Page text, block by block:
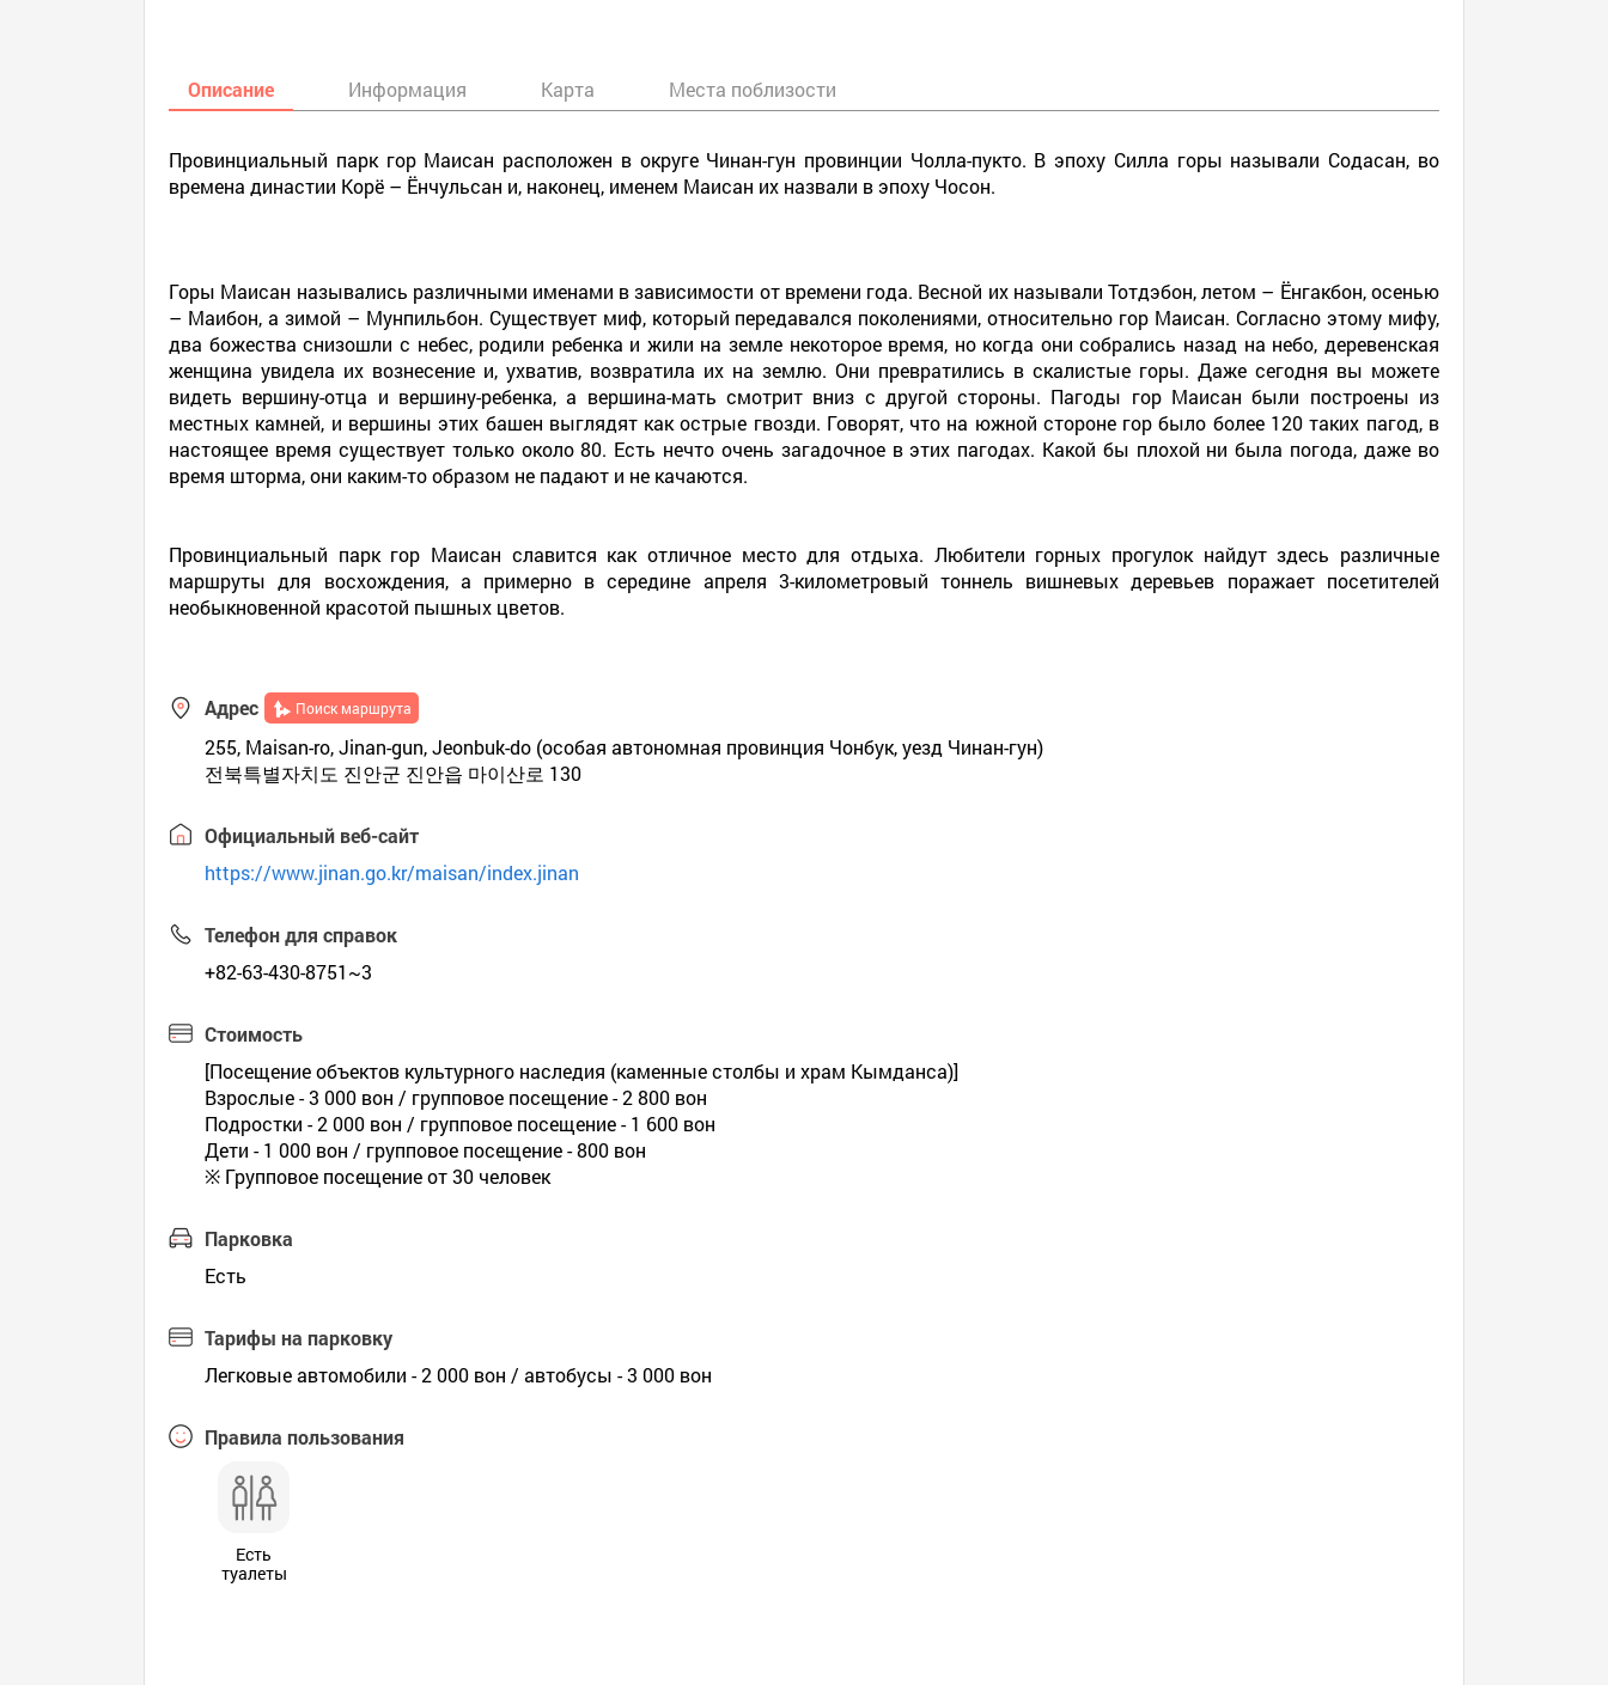
Описание Информация Карта Места поблизости
Провинциальный парк гор Маисан расположен в округе Чинан-гун провинции Чолла-пукто. В эпоху Силла горы называли Содасан, во
времена династии Корё – Ёнчульсан и, наконец, именем Маисан их назвали в эпоху Чосон.
Горы Маисан назывались различными именами в зависимости от времени года. Весной их называли Тотдэбон, летом – Ёнгакбон, осенью
– Маибон, а зимой – Мунпильбон. Существует миф, который передавался поколениями, относительно гор Маисан. Согласно этому мифу,
два божества снизошли с небес, родили ребенка и жили на земле некоторое время, но когда они собрались назад на небо, деревенская
женщина увидела их вознесение и, ухватив, возвратила их на землю. Они превратились в скалистые горы. Даже сегодня вы можете
видеть вершину-отца и вершину-ребенка, а вершина-мать смотрит вниз с другой стороны. Пагоды гор Маисан были построены из
местных камней, и вершины этих башен выглядят как острые гвозди. Говорят, что на южной стороне гор было более 120 таких пагод, в
настоящее время существует только около 80. Есть нечто очень загадочное в этих пагодах. Какой бы плохой ни была погода, даже во
время шторма, они каким-то образом не падают и не качаются.
Провинциальный парк гор Маисан славится как отличное место для отдыха. Любители горных прогулок найдут здесь различные
маршруты для восхождения, а примерно в середине апреля 3-километровый тоннель вишневых деревьев поражает посетителей
необыкновенной красотой пышных цветов.
Адрес Поиск маршрута
255, Maisan-ro, Jinan-gun, Jeonbuk-do (особая автономная провинция Чонбук, уезд Чинан-гун)
전북특별자치도 진안군 진안읍 마이산로 130
Официальный веб-сайт
https://www.jinan.go.kr/maisan/index.jinan
Телефон для справок
+82-63-430-8751~3
Стоимость
[Посещение объектов культурного наследия (каменные столбы и храм Кымданса)]
Взрослые - 3 000 вон / групповое посещение - 2 800 вон
Подростки - 2 000 вон / групповое посещение - 1 600 вон
Дети - 1 000 вон / групповое посещение - 800 вон
※ Групповое посещение от 30 человек
Парковка
Есть
Тарифы на парковку
Легковые автомобили - 2 000 вон / автобусы - 3 000 вон
Правила пользования
Есть
туалеты